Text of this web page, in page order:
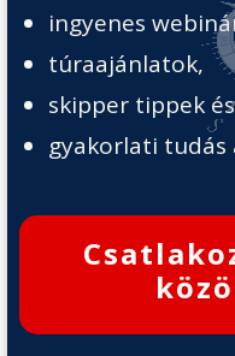
ingyenes
túraajánlatok,
skipper tippek
gyakorlati tudás